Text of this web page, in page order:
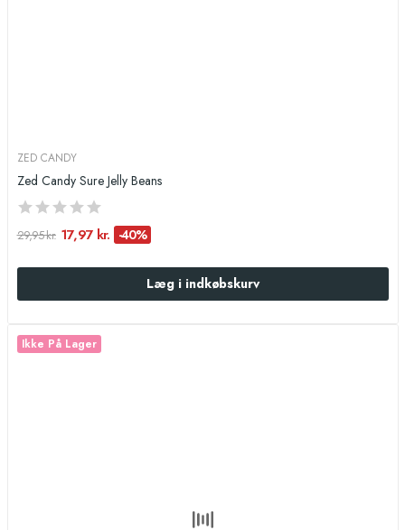
ZED CANDY
Zed Candy Sure Jelly Beans
29,95 kr. 17,97 kr. -40%
Læg i indkøbskurv
Ikke På Lager